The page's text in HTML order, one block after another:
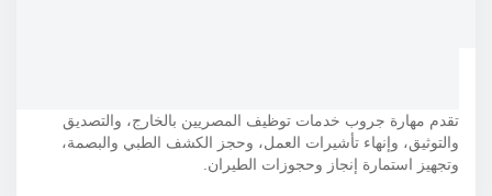
تقدم مهارة جروب خدمات توظيف المصريين بالخارج، والتصديق
والتوثيق، وإنهاء تأشيرات العمل، وحجز الكشف الطبي والبصمة،
وتجهيز استمارة إنجاز وحجوزات الطيران.